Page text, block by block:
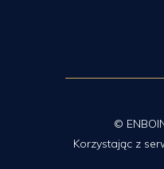
©
Korzystając z